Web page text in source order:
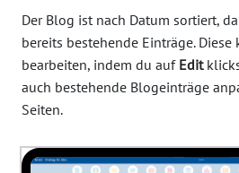
Der Blog ist nach Datum sortiert,
bereits bestehende Einträge.
bearbeiten, indem du auf Edit
auch bestehende Blogeinträge
Seiten.